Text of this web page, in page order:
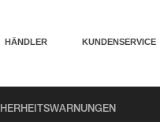
HÄNDLER KUNDENSERVICE